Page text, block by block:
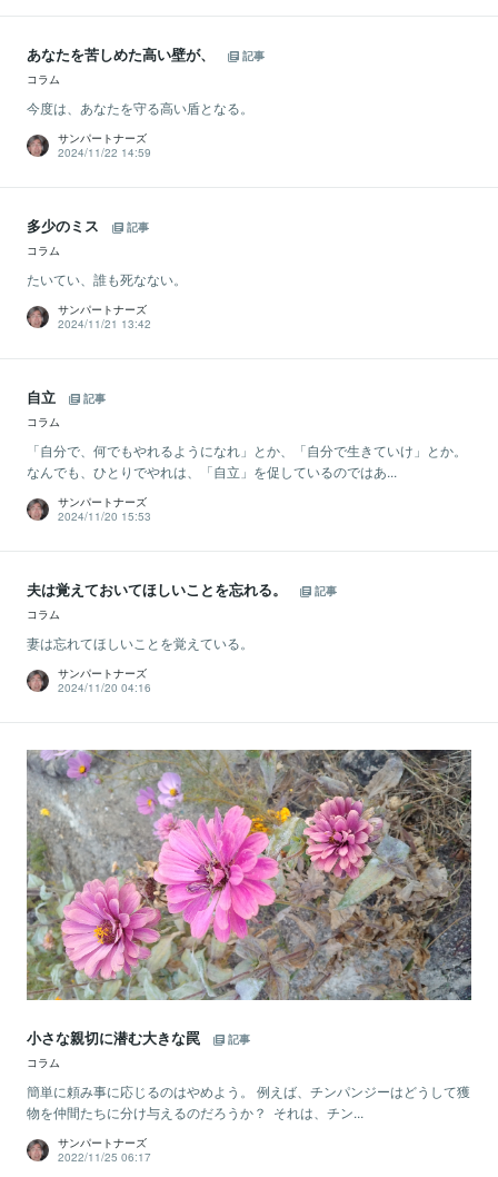
あなたを苦しめた高い壁が、
記事
コラム
今度は、あなたを守る高い盾となる。
サンパートナーズ
2024/11/22 14:59
多少のミス
記事
コラム
たいてい、誰も死なない。
サンパートナーズ
2024/11/21 13:42
自立
記事
コラム
「自分で、何でもやれるようになれ」とか、「自分で生きていけ」とか。
なんでも、ひとりでやれは、「自立」を促しているのではあ...
サンパートナーズ
2024/11/20 15:53
夫は覚えておいてほしいことを忘れる。
記事
コラム
妻は忘れてほしいことを覚えている。
サンパートナーズ
2024/11/20 04:16
小さな親切に潜む大きな罠
記事
コラム
簡単に頼み事に応じるのはやめよう。 例えば、チンパンジーはどうして獲
物を仲間たちに分け与えるのだろうか？ それは、チン...
サンパートナーズ
2022/11/25 06:17